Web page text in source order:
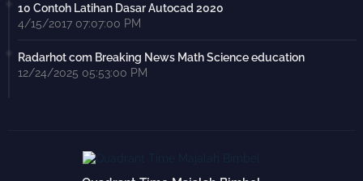
10 Contoh Latihan Dasar Autocad 2020
4/15/2017 07:07:00 PM
Radarhot com Breaking News Math Science education
12/24/2025 05:53:00 PM